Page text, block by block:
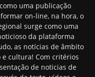
uma publicação
on-line, na hora, o
surge como uma
da plataforma
as notícias de âmbito
cultura! Com critérios
de noticias de